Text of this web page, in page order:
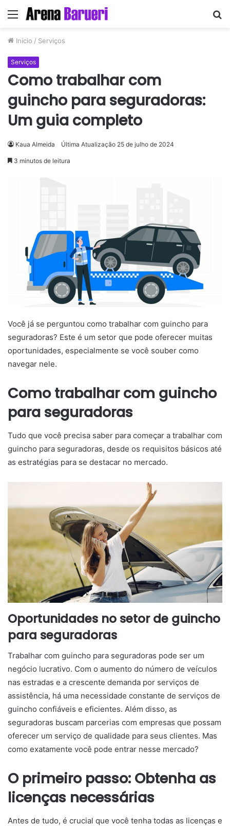
Menu
Início / Serviços
Serviços
Como trabalhar com
guincho para seguradoras:
Um guia completo
Kaua Almeida Última Atualização 25 de julho de 2024
3 minutos de leitura
Você já se perguntou como trabalhar com guincho para
seguradoras? Este é um setor que pode oferecer muitas
oportunidades, especialmente se você souber como
navegar nele.
Como trabalhar com guincho
para seguradoras
Tudo que você precisa saber para começar a trabalhar com
guincho para seguradoras, desde os requisitos básicos até
as estratégias para se destacar no mercado.
Oportunidades no setor de guincho
para seguradoras
Trabalhar com guincho para seguradoras pode ser um
negócio lucrativo. Com o aumento do número de veículos
nas estradas e a crescente demanda por serviços de
assistência, há uma necessidade constante de serviços de
guincho confiáveis e eficientes. Além disso, as
seguradoras buscam parcerias com empresas que possam
oferecer um serviço de qualidade para seus clientes. Mas
como exatamente você pode entrar nesse mercado?
O primeiro passo: Obtenha as
licenças necessárias
Antes de tudo, é crucial que você tenha todas as licenças e